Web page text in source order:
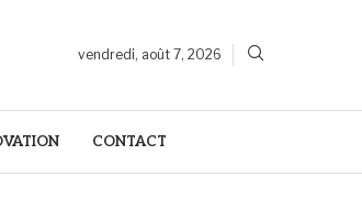
vendredi, août 7, 2026
CONTACT